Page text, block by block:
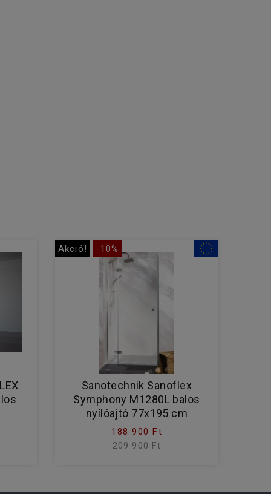
Akció! -10%
Sanotechnik Sanoflex
Symphony M1280L balos
nyílóajtó 77x195 cm
188 900 Ft
209 900 Ft